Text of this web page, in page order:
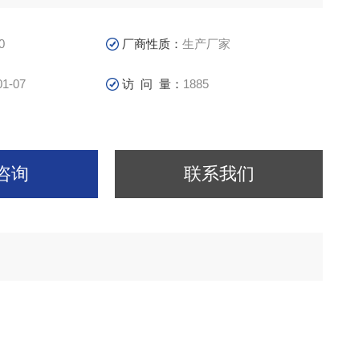
厂商性质：生产厂家
07 访 问 量： 1885
询 联系我们